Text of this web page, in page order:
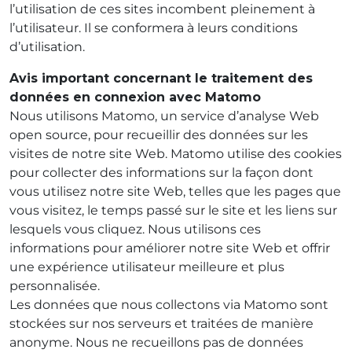
l’utilisation de ces sites incombent pleinement à
l’utilisateur. Il se conformera à leurs conditions
d’utilisation.
Avis important concernant le traitement des
données en connexion avec Matomo
Nous utilisons Matomo, un service d’analyse Web
open source, pour recueillir des données sur les
visites de notre site Web. Matomo utilise des cookies
pour collecter des informations sur la façon dont
vous utilisez notre site Web, telles que les pages que
vous visitez, le temps passé sur le site et les liens sur
lesquels vous cliquez. Nous utilisons ces
informations pour améliorer notre site Web et offrir
une expérience utilisateur meilleure et plus
personnalisée.
Les données que nous collectons via Matomo sont
stockées sur nos serveurs et traitées de manière
anonyme. Nous ne recueillons pas de données